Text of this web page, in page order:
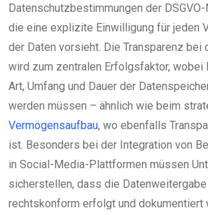
Datenschutzbestimmungen der
die eine explizite Einwilligung für jeden
der Daten vorsieht. Die Transparenz bei
wird zum zentralen Erfolgsfaktor, wobei
Art, Umfang und Dauer der
werden müssen – ähnlich wie beim
Vermögensaufbau, wo ebenfalls
ist. Besonders bei der Integration von
in Social-Media-Plattformen müssen
sicherstellen, dass die
rechtskonform erfolgt und dokumentiert